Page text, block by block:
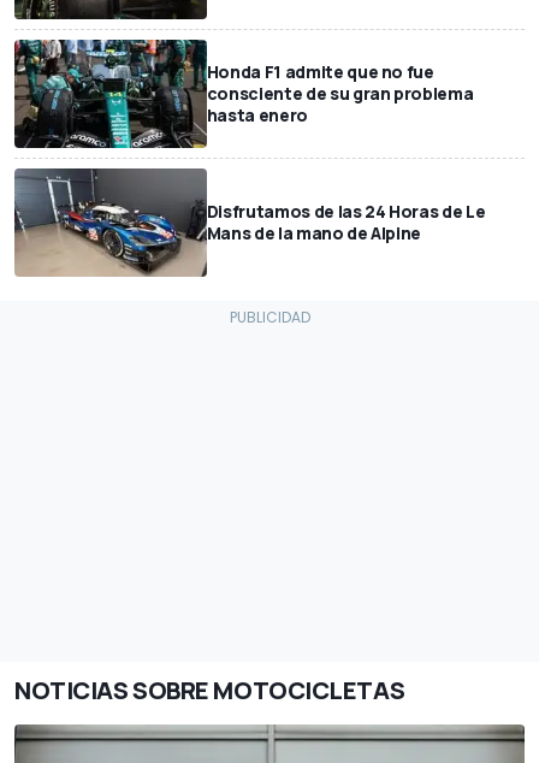
Honda F1 admite que no fue
consciente de su gran problema
hasta enero
Disfrutamos de las 24 Horas de Le
Mans de la mano de Alpine
NOTICIAS SOBRE MOTOCICLETAS